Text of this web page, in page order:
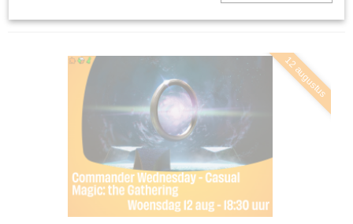
12 augustus